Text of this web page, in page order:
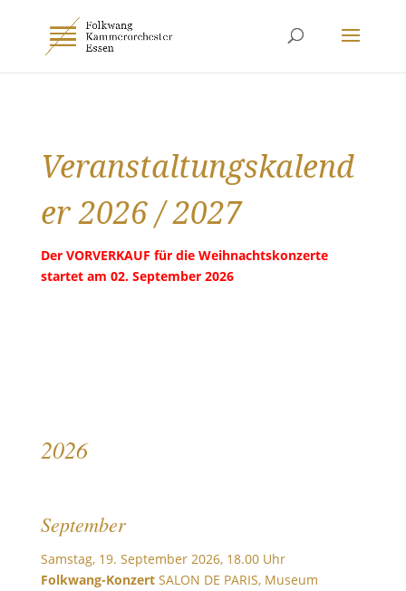
Veranstaltungskalend
er 2026 / 2027
Der VORVERKAUF für die Weihnachtskonzerte
startet am 02. September 2026
2026
September
Samstag, 19. September 2026, 18.00 Uhr
Folkwang-KonzertSALON DE PARIS, Museum